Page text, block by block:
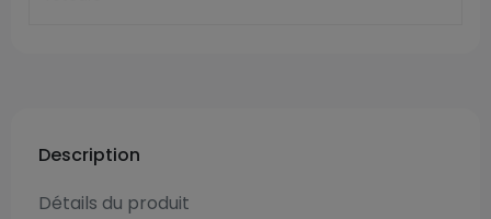
Description
Détails du produit